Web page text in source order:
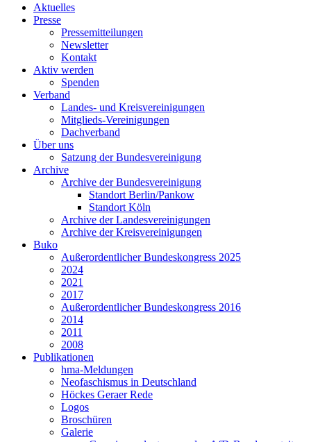
Aktuelles
Presse
Pressemitteilungen
Newsletter
Kontakt
Aktiv werden
Spenden
Verband
Landes- und Kreisvereinigungen
Mitglieds-Vereinigungen
Dachverband
Über uns
Satzung der Bundesvereinigung
Archive
Archive der Bundesvereinigung
Standort Berlin/Pankow
Standort Köln
Archive der Landesvereinigungen
Archive der Kreisvereinigungen
Buko
Außerordentlicher Bundeskongress 2025
2024
2021
2017
Außerordentlicher Bundeskongress 2016
2014
2011
2008
Publikationen
hma-Meldungen
Neofaschismus in Deutschland
Höckes Geraer Rede
Logos
Broschüren
Galerie